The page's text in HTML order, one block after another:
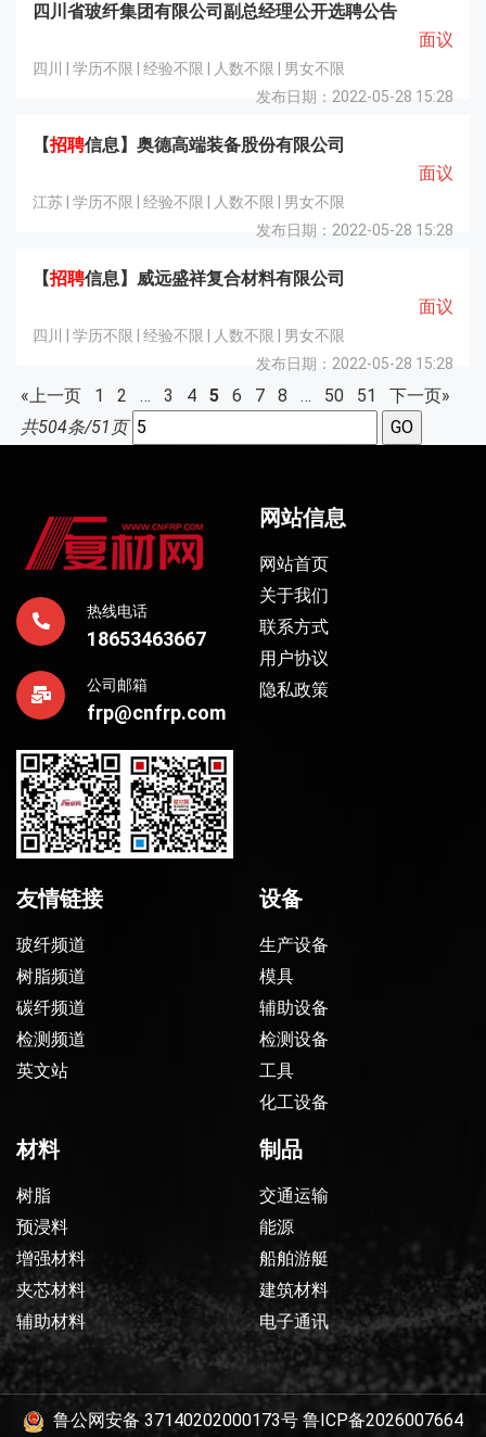
四川省玻纤集团有限公司副总经理公开选聘公告
面议
四川 | 学历不限 | 经验不限 | 人数不限 | 男女不限
发布日期：2022-05-28 15:28
【招聘信息】奥德高端装备股份有限公司
面议
江苏 | 学历不限 | 经验不限 | 人数不限 | 男女不限
发布日期：2022-05-28 15:28
【招聘信息】威远盛祥复合材料有限公司
面议
四川 | 学历不限 | 经验不限 | 人数不限 | 男女不限
发布日期：2022-05-28 15:28
«上一页 1 2 … 3 4 5 6 7 8 … 50 51
下一页»
共504条/51页
热线电话
18653463667
公司邮箱
frp@cnfrp.com
网站信息
网站首页
关于我们
联系方式
用户协议
隐私政策
友情链接
玻纤频道
树脂频道
碳纤频道
检测频道
英文站
设备
生产设备
模具
辅助设备
检测设备
工具
化工设备
材料
树脂
预浸料
增强材料
夹芯材料
辅助材料
制品
交通运输
能源
船舶游艇
建筑材料
电子通讯
鲁公网安备 37140202000173号 鲁ICP备2026007664